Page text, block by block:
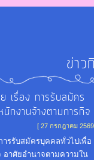
ข่า
เรื่อง การรับสมัคร
กงานจ้างตามการกิจ
[ 27 กรกฎาคม
ารรับสมัครบุคคลทั่วไปเพื่อ
อาศัยอำนาจตามความใน